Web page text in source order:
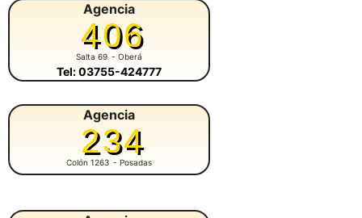
Agencia
406
Salta 69 - Oberá
Tel: 03755-424777
Agencia
234
Colón 1263 - Posadas